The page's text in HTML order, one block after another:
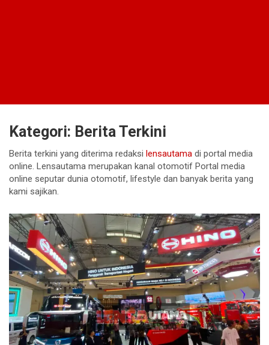
Kategori: Berita Terkini
Berita terkini yang diterima redaksi lensautama di portal media
online. Lensautama merupakan kanal otomotif Portal media
online seputar dunia otomotif, lifestyle dan banyak berita yang
kami sajikan.